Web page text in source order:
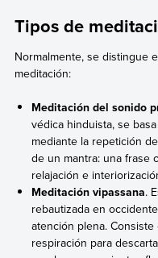
Tipos de
Normalmente, se distingue
meditación:
Meditación del sonido
védica hinduista, se
mediante la repetición
de un mantra: una frase
relajación e
Meditación vipassana.
rebautizada en
atención plena.
respiración para